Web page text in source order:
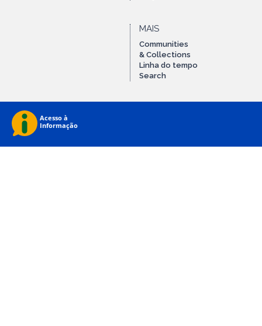
MAIS
Communities
& Collections
Linha do tempo
Search